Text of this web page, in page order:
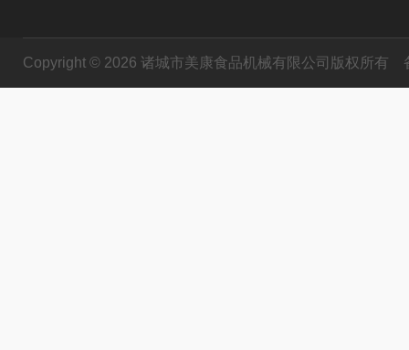
Copyright © 2026 诸城市美康食品机械有限公司版权所有